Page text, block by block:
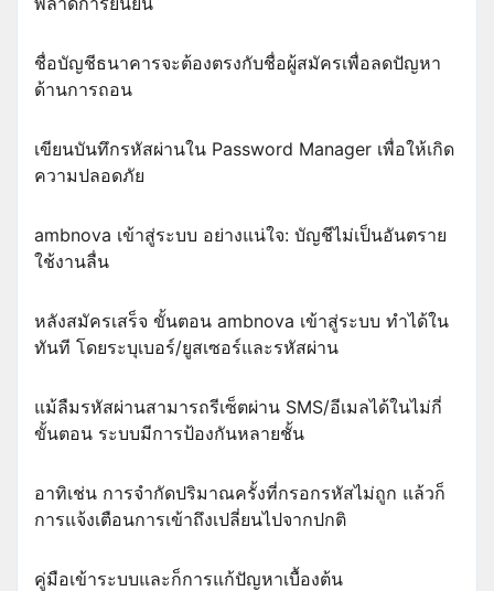
ชื่อบัญชีธนาคารจะต้องตรงกับชื่อผู้สมัครเพื่อลดปัญหา
ด้านการถอน
เขียนบันทึกรหัสผ่านใน Password Manager เพื่อให้เกิด
ความปลอดภัย
ambnova เข้าสู่ระบบ อย่างแน่ใจ: บัญชีไม่เป็นอันตราย
ใช้งานลื่น
หลังสมัครเสร็จ ขั้นตอน ambnova เข้าสู่ระบบ ทำได้ใน
ทันที โดยระบุเบอร์/ยูสเซอร์และรหัสผ่าน
แม้ลืมรหัสผ่านสามารถรีเซ็ตผ่าน SMS/อีเมลได้ในไม่กี่
ขั้นตอน ระบบมีการป้องกันหลายชั้น
อาทิเช่น การจำกัดปริมาณครั้งที่กรอกรหัสไม่ถูก แล้วก็
การแจ้งเตือนการเข้าถึงเปลี่ยนไปจากปกติ
คู่มือเข้าระบบและก็การแก้ปัญหาเบื้องต้น